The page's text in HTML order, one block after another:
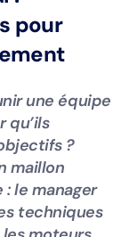
pour
une équipe
qu’ils
?
maillon
le manager
techniques